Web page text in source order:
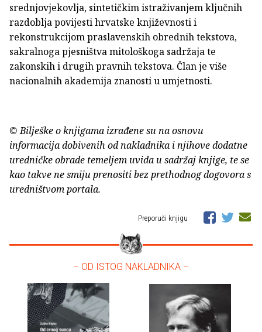
srednjovjekovlja, sintetičkim istraživanjem ključnih
razdoblja povijesti hrvatske književnosti i
rekonstrukcijom praslavenskih obrednih tekstova,
sakralnoga pjesništva mitološkoga sadržaja te
zakonskih i drugih pravnih tekstova. Član je više
nacionalnih akademija znanosti u umjetnosti.
© Bilješke o knjigama izrađene su na osnovu
informacija dobivenih od nakladnika i njihove dodatne
uredničke obrade temeljem uvida u sadržaj knjige, te se
kao takve ne smiju prenositi bez prethodnog dogovora s
uredništvom portala.
Preporuči knjigu
– OD ISTOG NAKLADNIKA –